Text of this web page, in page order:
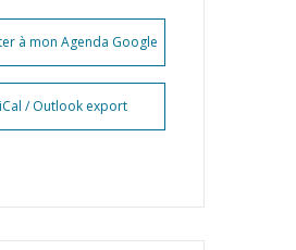
à mon Agenda Google
/ Outlook export